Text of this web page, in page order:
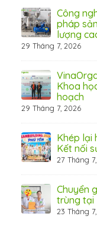
Công
pháp
lượng
29 Tháng 7, 2026
Khoa
hoạch
29 Tháng 7, 2026
Khép lại
Kết nối
27 Tháng
Chuyển
trùng tại
23 Tháng